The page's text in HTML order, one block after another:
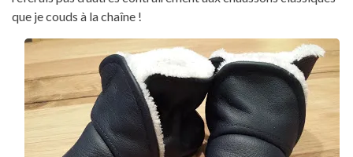
que je couds à la chaîne !